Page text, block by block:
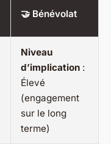
🤝 Bénévolat
Niveau
d’implication :
Élevé
(engagement
sur le long
terme)